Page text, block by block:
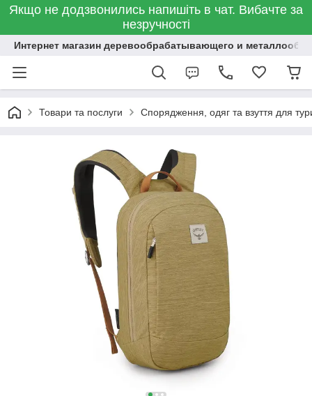
Якщо не додзвонились напишіть в чат. Вибачте за
незручності
Интернет магазин деревообрабатывающего и
Товари та послуги Спорядження, одяг та взуття для